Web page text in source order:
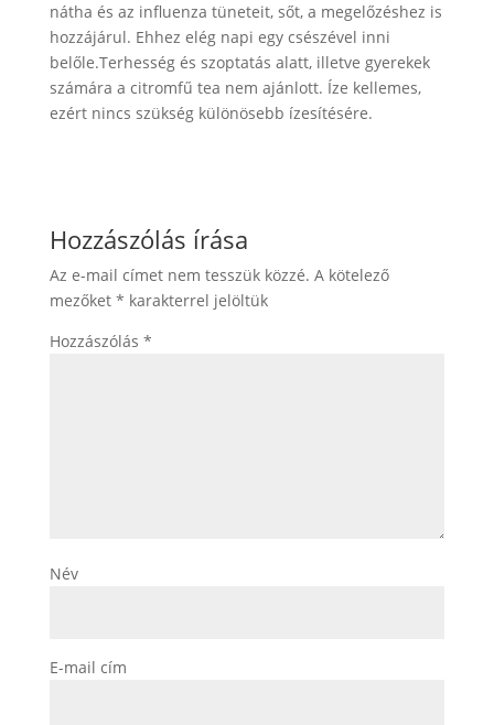
nátha és az influenza tüneteit, sőt, a megelőzéshez is
hozzájárul. Ehhez elég napi egy csészével inni
belőle.Terhesség és szoptatás alatt, illetve gyerekek
számára a citromfű tea nem ajánlott. Íze kellemes,
ezért nincs szükség különösebb ízesítésére.
Hozzászólás írása
Az e-mail címet nem tesszük közzé. A kötelező
mezőket * karakterrel jelöltük
Hozzászólás *
Név
E-mail cím